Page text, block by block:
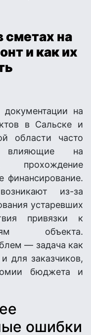
сметах на
и как их
на
в Сальске и
области часто
влияющие на
прохождение
финансирование.
из-за
устаревших
привязки к
объекта.
— задача как
для заказчиков,
бюджета и
ошибки